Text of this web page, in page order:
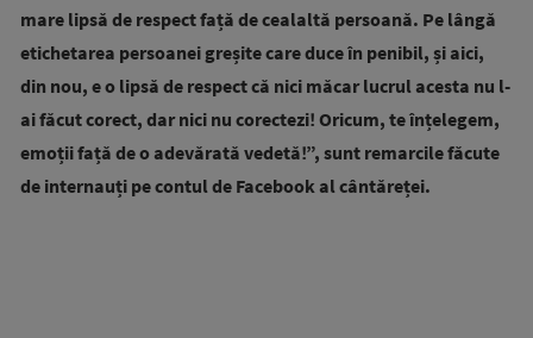
mare lipsă de respect față de cealaltă persoană. Pe lângă
etichetarea persoanei greșite care duce în penibil, și aici,
din nou, e o lipsă de respect că nici măcar lucrul acesta nu l-
ai făcut corect, dar nici nu corectezi! Oricum, te înțelegem,
emoții față de o adevărată vedetă!”, sunt remarcile făcute
de internauți pe contul de Facebook al cântăreței.